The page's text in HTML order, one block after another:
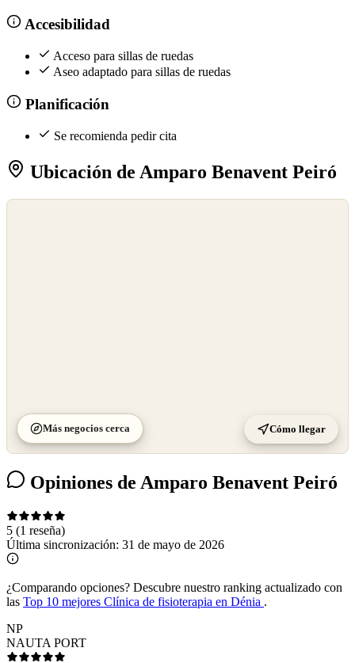
Accesibilidad
Acceso para sillas de ruedas
Aseo adaptado para sillas de ruedas
Planificación
Se recomienda pedir cita
Ubicación de Amparo Benavent Peiró
Más negocios cerca Cómo llegar
Opiniones de Amparo Benavent Peiró
5 (1 reseña)
Última sincronización: 31 de mayo de 2026
¿Comparando opciones? Descubre nuestro ranking actualizado con
las Top 10 mejores Clínica de fisioterapia en Dénia .
NP
NAUTA PORT